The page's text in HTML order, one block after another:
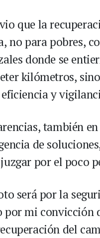
que la
no para pobres,
donde se
kilómetros,
y
también
de
por el poco
será por la
mi convicción
del